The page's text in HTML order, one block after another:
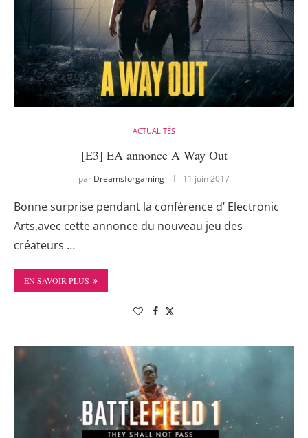
ACTUALITÉS
[E3] EA annonce A Way Out
par Dreamsforgaming 11 juin 2017
Bonne surprise pendant la conférence d’ Electronic
Arts,avec cette annonce du nouveau jeu des
créateurs …
EN SAVOIR PLUS